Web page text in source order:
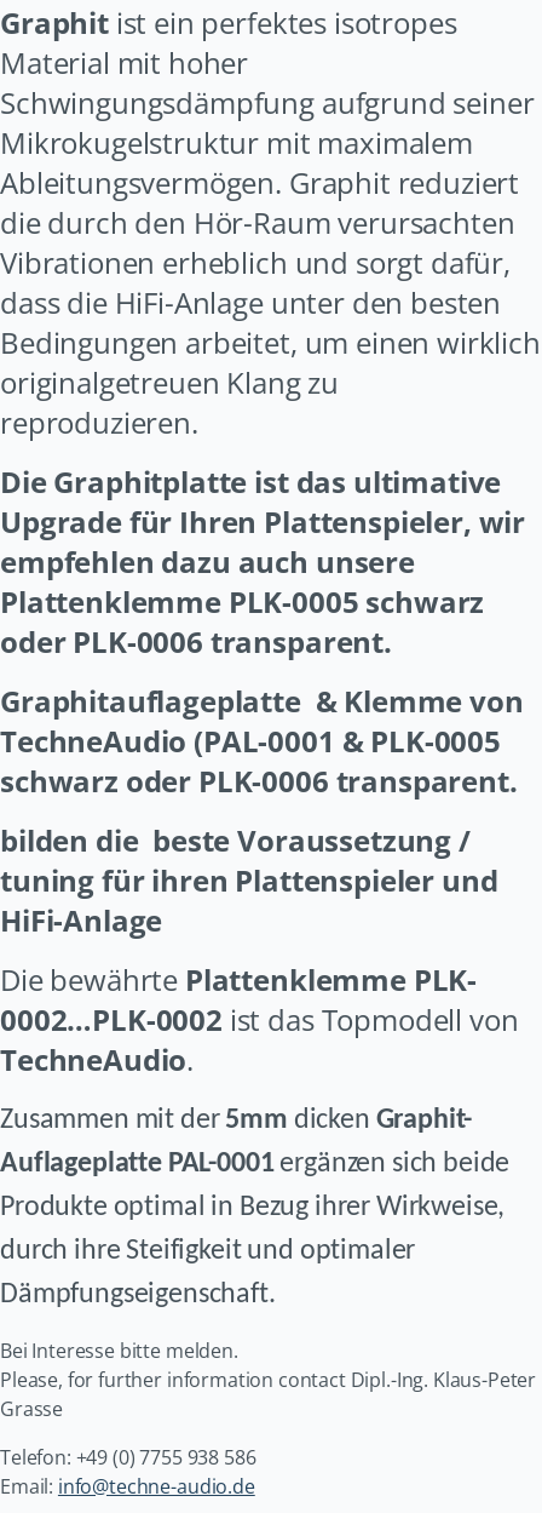
Graphitist ein perfektes isotropes
Material mit hoher
Schwingungsdämpfung aufgrund seiner
Mikrokugelstruktur mit maximalem
Ableitungsvermögen. Graphit reduziert
die durch den Hör-Raum verursachten
Vibrationen erheblich und sorgt dafür,
dass die HiFi-Anlage unter den besten
Bedingungen arbeitet, um einen wirklich
originalgetreuen Klang zu
reproduzieren.
Die Graphitplatte ist das ultimative
Upgrade für Ihren Plattenspieler, wir
empfehlen dazu auch unsere
Plattenklemme PLK-0005 schwarz
oder PLK-0006 transparent.
Graphitauflageplatte & Klemme von
TechneAudio (PAL-0001 & PLK-0005
schwarz oder PLK-0006 transparent.
bilden die beste Voraussetzung /
tuning für ihren Plattenspieler und
HiFi-Anlage
Die bewährte Plattenklemme PLK-
0002…PLK-0002 ist das Topmodell von
TechneAudio.
Zusammen mit der 5mm dicken Graphit-
Auflageplatte PAL-0001ergänzen sich beide
Produkte optimal in Bezug ihrer Wirkweise,
durch ihre Steifigkeit und optimaler
Dämpfungseigenschaft.
Bei Interesse bitte melden.
Please, for further information contact Dipl.-Ing. Klaus-Peter
Grasse
Telefon: +49 (0) 7755 938 586
Email: info@techne-audio.de